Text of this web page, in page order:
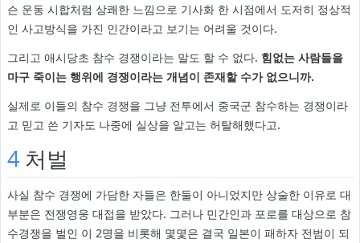
슨 운동 시합처럼 상쾌한 느낌으로 기사화 한 시점에서 도저히 정상적
인 사고방식을 가진 인간이라고 보기는 어려울 것이다.
그리고 애시당초 참수 경쟁이라는 말도 할 수 없다. 힘없는 사람들을
마구 죽이는 행위에 경쟁이라는 개념이 존재할 수가 없으니까.
실제로 이들의 참수 경쟁을 그냥 전투에서 중국군 참수하는 경쟁이라
고 믿고 쓴 기자도 나중에 실상을 알고는 허탈해했다고.
4처벌
사실 참수 경쟁에 가담한 자들은 한둘이 아니었지만 상술한 이유로 대
부분은 전쟁영웅 대접을 받았다. 그러나 민간인과 포로를 대상으로 참
수경쟁을 벌인 이 2명을 비롯해 몇몇은 결국 일본이 패하자 전범이 되